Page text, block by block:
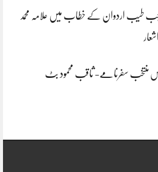
طیب اردوان کے خطاب میں علامہ محمد
منتخب سفرنامے- ثاقب محمود بٹ